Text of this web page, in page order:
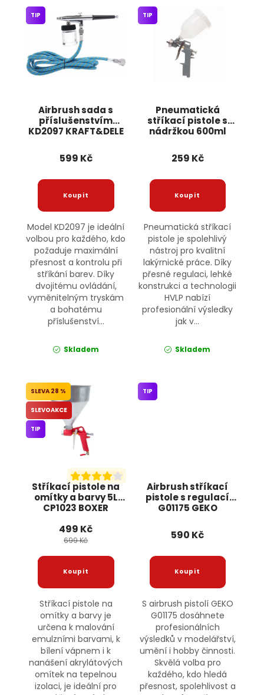
Airbrush sada s
příslušenstvím
KD2097 KRAFT&DELE
TIP
599 Kč
Model KD2097 je ideální
volbou pro každého, kdo
požaduje maximální
přesnost a kontrolu při
stříkání barev. Díky
dvojitému ovládání,
vyměnitelným tryskám
a bohatému
příslušenství...
Skladem
Pneumatická
stříkací pistole s
nádržkou 600ml
TIP
259 Kč
Pneumatická stříkací
pistole je spolehlivý
nástroj pro kvalitní
lakýrnické práce. Díky
přesné regulaci, lehké
konstrukci a technologii
HVLP nabízí
profesionální výsledky
jak v...
Skladem
Stříkací pistole na
omítky a barvy 5L
CP1023 BOXER
28 %
SLEVOAKCE
TIP
499 Kč
699 Kč
Stříkací pistole na
omítky a barvy je
určena k malování
emulzními barvami, k
bílení vápnem i k
nanášení akrylátových
omítek na tepelnou
izolaci, je ideální pro
Airbrush stříkací
pistole s regulací
G01175 GEKO
TIP
590 Kč
S airbrush pistolí GEKO
G01175 dosáhnete
profesionálních
výsledků v modelářství,
umění i hobby činnosti.
Skvělá volba pro
každého, kdo hledá
přesnost, spolehlivost a